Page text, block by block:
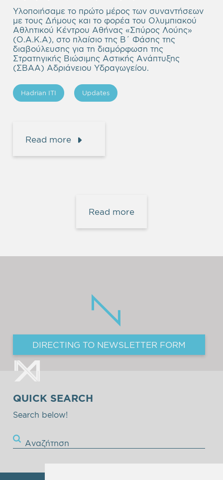
Υλοποιήσαμε το πρώτο μέρος των συναντήσεων
με τους Δήμους και το φορέα του Ολυμπιακού
Αθλητικού Κέντρου Αθήνας «Σπύρος Λούης»
(Ο.Α.Κ.Α), στο πλαίσιο της Β΄ Φάσης της
διαβούλευσης για τη διαμόρφωση της
Στρατηγικής Βιώσιμης Αστικής Ανάπτυξης
(ΣΒΑΑ) Αδριάνειου Υδραγωγείου.
Hadrian ITI Updates
Read more
Read more
DIRECTING TO NEWSLETTER FORM
QUICK SEARCH
Search below!
Αναζήτηση